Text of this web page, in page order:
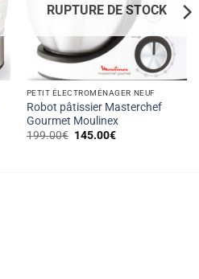
RUPTURE DE STOCK
PETIT ÉLECTROMÉNAGER NEUF
Robot pâtissier Masterchef
Gourmet Moulinex
199.00€ Le
145.00€Le